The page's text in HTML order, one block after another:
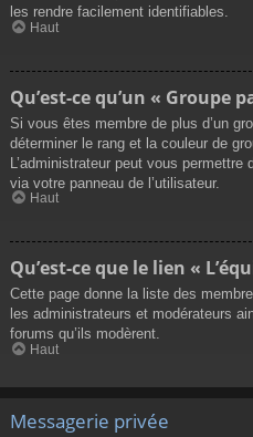
les rendre facilement identifiables.
Haut
Qu’est-ce qu’un « Groupe
Si vous êtes membre de plus d’un
déterminer le rang et la couleur de
L’administrateur peut vous
via votre panneau de l’utilisateur.
Haut
Qu’est-ce que le lien «
Cette page donne la liste des
les administrateurs et modérateurs
forums qu’ils modèrent.
Haut
Messagerie privée